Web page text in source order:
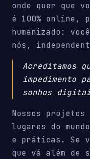
onde quer que
é 100% online,
humanizado:
nós,
Acreditamos
impedimento
sonhos
Nossos projetos
lugares do
e práticas. Se
que vá além de